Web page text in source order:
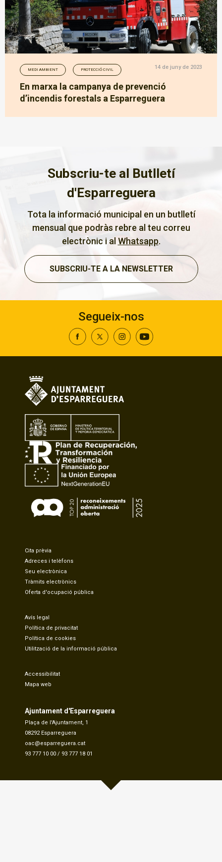
MEDI AMBIENT PROTECCIÓ CIVIL 14 de juny de 2023
En marxa la campanya de prevenció
d’incendis forestals a Esparreguera
Subscriu-te al Butlletí
d'Esparreguera
Tota la informació municipal en un butlletí
mensual que podràs rebre al teu correu
electrònic i alWhatsapp.
SUBSCRIU-TE A LA NEWSLETTER
Segueix-nos
Cita prèvia
Adreces i telèfons
Seu electrònica
Tràmits electrònics
Oferta d'ocupació pública
Avís legal
Política de privacitat
Política de cookies
Utilització de la informació pública
Accessibilitat
Mapa web
Ajuntament d'Esparreguera
Plaça de l'Ajuntament, 1
08292 Esparreguera
oac@esparreguera.cat
93 777 10 00 / 93 777 18 01